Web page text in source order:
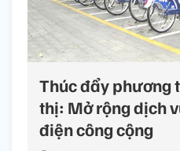
Thúc đẩy phương
thị: Mở rộng dịch
điện công cộng